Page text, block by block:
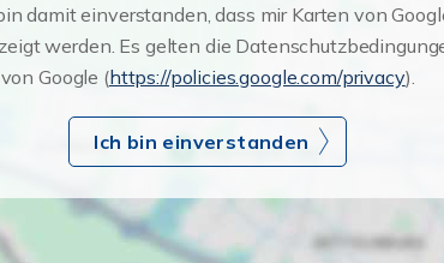
damit einverstanden, dass mir Karten von
werden. Es gelten die
von Google (https://policies.google.com/privacy).
Ich bin einverstanden